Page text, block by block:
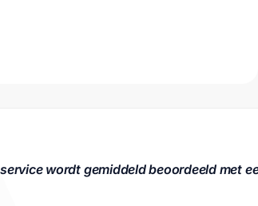
wordt gemiddeld beoordeeld met